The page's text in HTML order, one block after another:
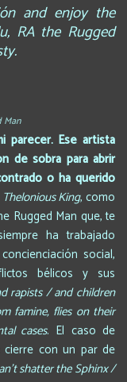
and enjoy the
RA the Rugged
Man
parecer. Ese artista
de sobra para abrir
o ha querido
Thelonious King, como
Rugged Man que, te
ha trabajado
social,
bélicos y sus
rapists / and children
famine, flies on their
cases. El caso de
con un par de
shatter the Sphinx /